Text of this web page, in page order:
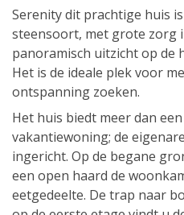
Serenity dit prachtige huis
steensoort, met grote zorg
panoramisch uitzicht op de
Het is de ideale plek voor
ontspanning zoeken.
Het huis biedt meer dan
vakantiewoning; de
ingericht. Op de begane
een open haard de
eetgedeelte. De trap naar